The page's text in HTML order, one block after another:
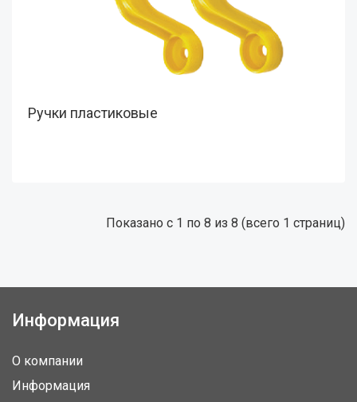
Ручки пластиковые
Показано с 1 по 8 из 8 (всего 1 страниц)
Информация
О компании
Информация